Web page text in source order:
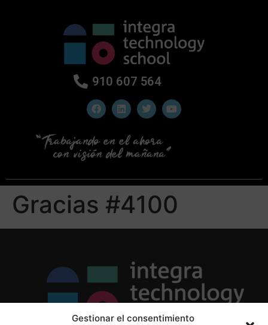
Gestionar el consentimiento
910 607 564
Gracias #4100